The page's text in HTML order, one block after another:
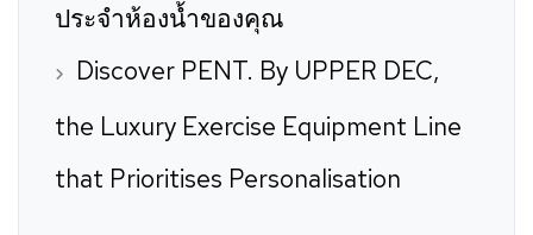
ประจำห้องน้ำของคุณ
Discover PENT. By UPPER DEC,
the Luxury Exercise Equipment Line
that Prioritises Personalisation